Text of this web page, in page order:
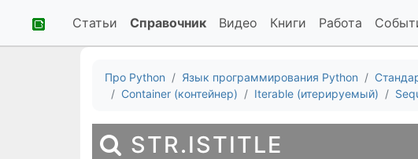
Статьи Справочник Видео Книги Работа
Про Python Язык программирования Python
Container (контейнер)
Iterable (итерируемый)
STR.ISTITLE